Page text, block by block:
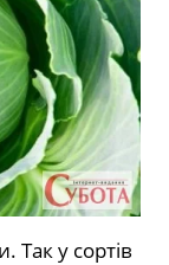
Так у сортів